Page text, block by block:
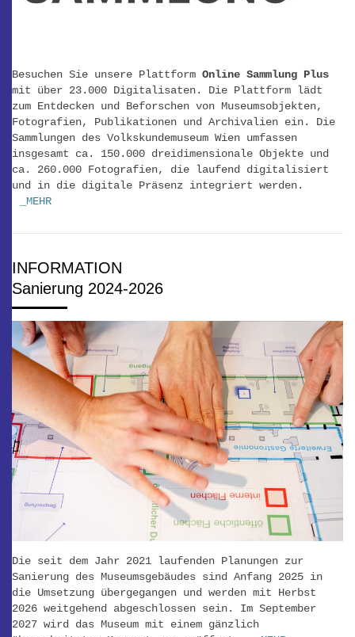
Besuchen Sie unsere Plattform Online Sammlung Plus
mit über 23.000 Digitalisaten. Die Plattform lädt
zum Entdecken und Beforschen von Museumsobjekten,
Fotografien, Publikationen und Archivalien ein. Die
Sammlungen des Volkskundemuseum Wien umfassen
insgesamt ca. 150.000 dreidimensionale Objekte und
ca. 260.000 Fotografien, die laufend digitalisiert
und in die digitale Präsenz integriert werden.
_MEHR
INFORMATION
Sanierung 2024-2026
Die seit dem Jahr 2021 laufenden Planungen zur
Sanierung des Museumsgebäudes sind Anfang 2025 in
die Umsetzung übergegangen und werden mit Herbst
2026 weitgehend abgeschlossen sein. Im September
2027 wird das Museum mit einem gänzlich